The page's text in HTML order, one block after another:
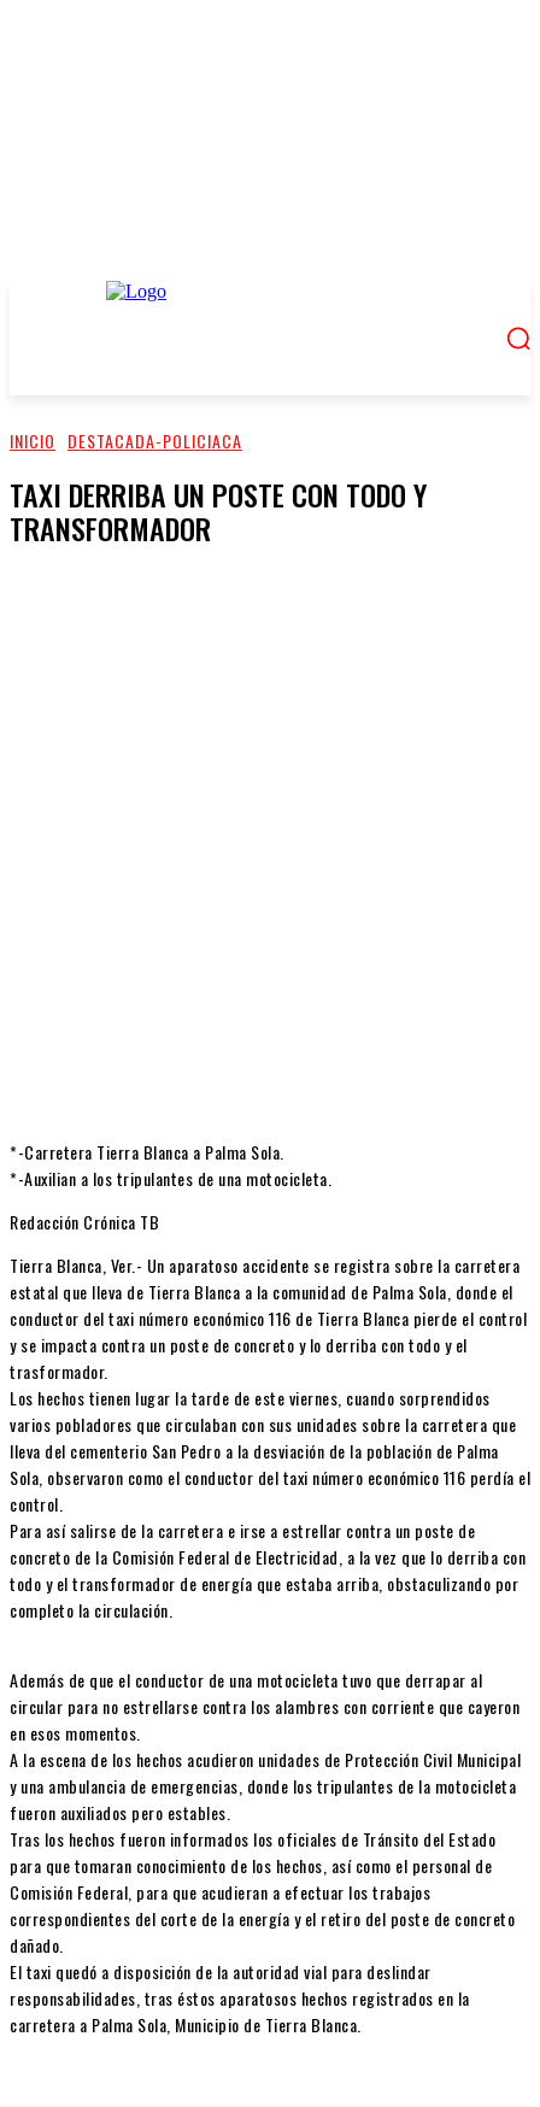
INICIO DESTACADA-POLICIACA
TAXI DERRIBA UN POSTE CON TODO Y
TRANSFORMADOR
*-Carretera Tierra Blanca a Palma Sola.
*-Auxilian a los tripulantes de una motocicleta.
Redacción Crónica TB
Tierra Blanca, Ver.- Un aparatoso accidente se registra sobre la carretera
estatal que lleva de Tierra Blanca a la comunidad de Palma Sola, donde el
conductor del taxi número económico 116 de Tierra Blanca pierde el control
y se impacta contra un poste de concreto y lo derriba con todo y el
trasformador.
Los hechos tienen lugar la tarde de este viernes, cuando sorprendidos
varios pobladores que circulaban con sus unidades sobre la carretera que
lleva del cementerio San Pedro a la desviación de la población de Palma
Sola, observaron como el conductor del taxi número económico 116 perdía el
control.
Para así salirse de la carretera e irse a estrellar contra un poste de
concreto de la Comisión Federal de Electricidad, a la vez que lo derriba con
todo y el transformador de energía que estaba arriba, obstaculizando por
completo la circulación.
Además de que el conductor de una motocicleta tuvo que derrapar al
circular para no estrellarse contra los alambres con corriente que cayeron
en esos momentos.
A la escena de los hechos acudieron unidades de Protección Civil Municipal
y una ambulancia de emergencias, donde los tripulantes de la motocicleta
fueron auxiliados pero estables.
Tras los hechos fueron informados los oficiales de Tránsito del Estado
para que tomaran conocimiento de los hechos, así como el personal de
Comisión Federal, para que acudieran a efectuar los trabajos
correspondientes del corte de la energía y el retiro del poste de concreto
dañado.
El taxi quedó a disposición de la autoridad vial para deslindar
responsabilidades, tras éstos aparatosos hechos registrados en la
carretera a Palma Sola, Municipio de Tierra Blanca.